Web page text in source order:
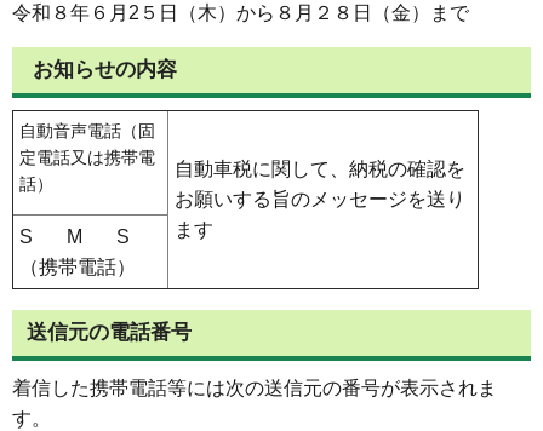
令和８年６月2５日（木）から８月２８日（金）まで
お知らせの内容
自動音声電話（固
定電話又は携帯電
話）
自動車税に関して、納税の確認を
お願いする旨のメッセージを送り
ます
S M S
（携帯電話）
送信元の電話番号
着信した携帯電話等には次の送信元の番号が表示されま
す。